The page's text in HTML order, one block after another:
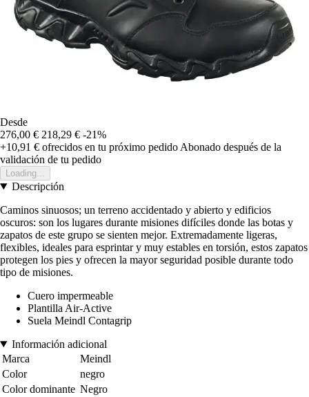
Desde
276,00 € 218,29 € -21%
+10,91 € ofrecidos en tu próximo pedido Abonado después de la
validación de tu pedido
Loading...
Descripción
Caminos sinuosos; un terreno accidentado y abierto y edificios
oscuros: son los lugares durante misiones difíciles donde las botas y
zapatos de este grupo se sienten mejor. Extremadamente ligeras,
flexibles, ideales para esprintar y muy estables en torsión, estos zapatos
protegen los pies y ofrecen la mayor seguridad posible durante todo
tipo de misiones.
Cuero impermeable
Plantilla Air-Active
Suela Meindl Contagrip
Información adicional
Marca
Meindl
Color
negro
Color dominante Negro